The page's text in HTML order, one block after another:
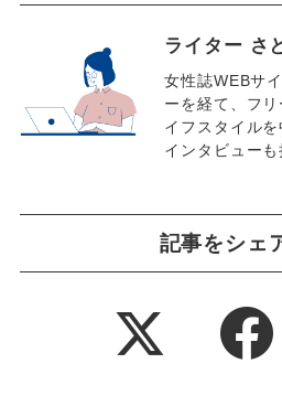
ライター さ
女性誌WEBサ
ーを経て、フ
イフスタイル
インタビューも
記事をシェ